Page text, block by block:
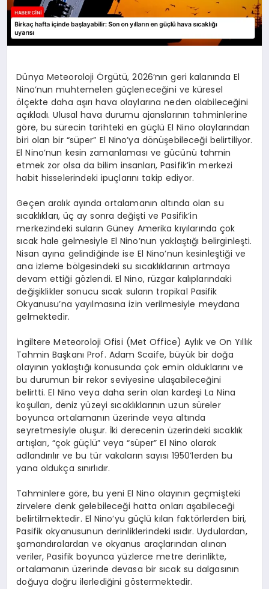
Dünya Meteoroloji Örgütü, 2026’nın geri kalanında El
Nino’nun muhtemelen güçleneceğini ve küresel
ölçekte daha aşırı hava olaylarına neden olabileceğini
açıkladı. Ulusal hava durumu ajanslarının tahminlerine
göre, bu sürecin tarihteki en güçlü El Nino olaylarından
biri olan bir “süper” El Nino’ya dönüşebileceği belirtiliyor.
El Nino’nun kesin zamanlaması ve gücünü tahmin
etmek zor olsa da bilim insanları, Pasifik’in merkezi
habit hisselerindeki ipuçlarını takip ediyor.
Geçen aralık ayında ortalamanın altında olan su
sıcaklıkları, üç ay sonra değişti ve Pasifik’in
merkezindeki suların Güney Amerika kıyılarında çok
sıcak hale gelmesiyle El Nino’nun yaklaştığı belirginleşti.
Nisan ayına gelindiğinde ise El Nino’nun kesinleştiği ve
ana izleme bölgesindeki su sıcaklıklarının artmaya
devam ettiği gözlendi. El Nino, rüzgar kalıplarındaki
değişiklikler sonucu sıcak suların tropikal Pasifik
Okyanusu’na yayılmasına izin verilmesiyle meydana
gelmektedir.
İngiltere Meteoroloji Ofisi (Met Office) Aylık ve On Yıllık
Tahmin Başkanı Prof. Adam Scaife, büyük bir doğa
olayının yaklaştığı konusunda çok emin olduklarını ve
bu durumun bir rekor seviyesine ulaşabileceğini
belirtti. El Nino veya daha serin olan kardeşi La Nina
koşulları, deniz yüzeyi sıcaklıklarının uzun süreler
boyunca ortalamanın üzerinde veya altında
seyretmesiyle oluşur. İki derecenin üzerindeki sıcaklık
artışları, “çok güçlü” veya “süper” El Nino olarak
adlandırılır ve bu tür vakaların sayısı 1950’lerden bu
yana oldukça sınırlıdır.
Tahminlere göre, bu yeni El Nino olayının geçmişteki
zirvelere denk gelebileceği hatta onları aşabileceği
belirtilmektedir. El Nino’yu güçlü kılan faktörlerden biri,
Pasifik okyanusunun derinliklerindeki ısıdır. Uydulardan,
şamandıralardan ve okyanus araçlarından alınan
veriler, Pasifik boyunca yüzlerce metre derinlikte,
ortalamanın üzerinde devasa bir sıcak su dalgasının
doğuya doğru ilerlediğini göstermektedir.